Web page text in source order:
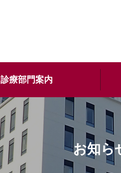
診療部門案内
お知ら